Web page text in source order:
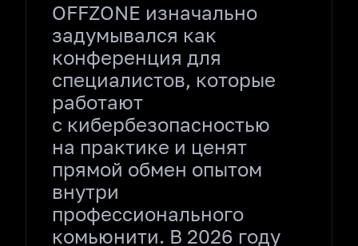
OFFZONE изначально
задумывался как
конференция для
специалистов, которые
работают
с кибербезопасностью
на практике и ценят
прямой обмен опытом
внутри
профессионального
комьюнити. В 2026 году